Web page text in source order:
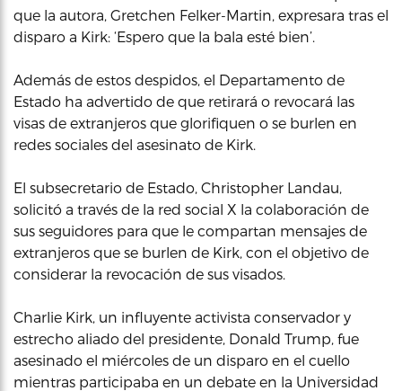
que la autora, Gretchen Felker-Martin, expresara tras el
disparo a Kirk: ‘Espero que la bala esté bien’.
Además de estos despidos, el Departamento de
Estado ha advertido de que retirará o revocará las
visas de extranjeros que glorifiquen o se burlen en
redes sociales del asesinato de Kirk.
El subsecretario de Estado, Christopher Landau,
solicitó a través de la red social X la colaboración de
sus seguidores para que le compartan mensajes de
extranjeros que se burlen de Kirk, con el objetivo de
considerar la revocación de sus visados.
Charlie Kirk, un influyente activista conservador y
estrecho aliado del presidente, Donald Trump, fue
asesinado el miércoles de un disparo en el cuello
mientras participaba en un debate en la Universidad